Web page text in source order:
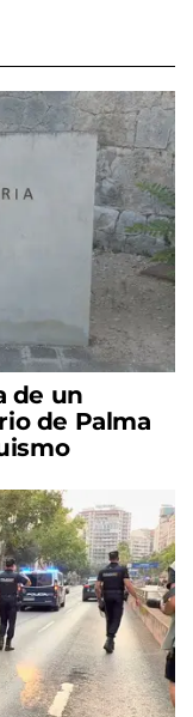
de un
de Palma